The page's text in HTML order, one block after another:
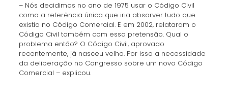
– Nós decidimos no ano de 1975 usar o Código Civil
como a referência única que iria absorver tudo que
existia no Código Comercial. E em 2002, relataram o
Código Civil também com essa pretensão. Qual o
problema então? O Código Civil, aprovado
recentemente, já nasceu velho. Por isso a necessidade
da deliberação no Congresso sobre um novo Código
Comercial – explicou.